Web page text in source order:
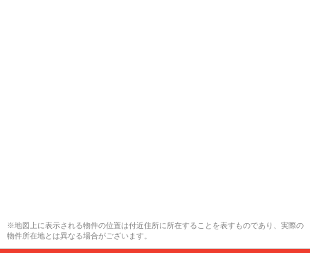
※地図上に表示される物件の位置は付近住所に所在することを表すものであり、実際の
物件所在地とは異なる場合がございます。